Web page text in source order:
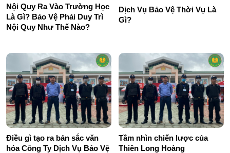
Nội Quy Ra Vào Trường Học
Là Gì? Bảo Vệ Phải Duy Trì
Nội Quy Như Thế Nào?
Dịch Vụ Bảo Vệ Thời Vụ Là
Gì?
Điều gì tạo ra bản sắc văn
hóa Công Ty Dịch Vụ Bảo Vệ
Tầm nhìn chiến lược của
Thiên Long Hoàng